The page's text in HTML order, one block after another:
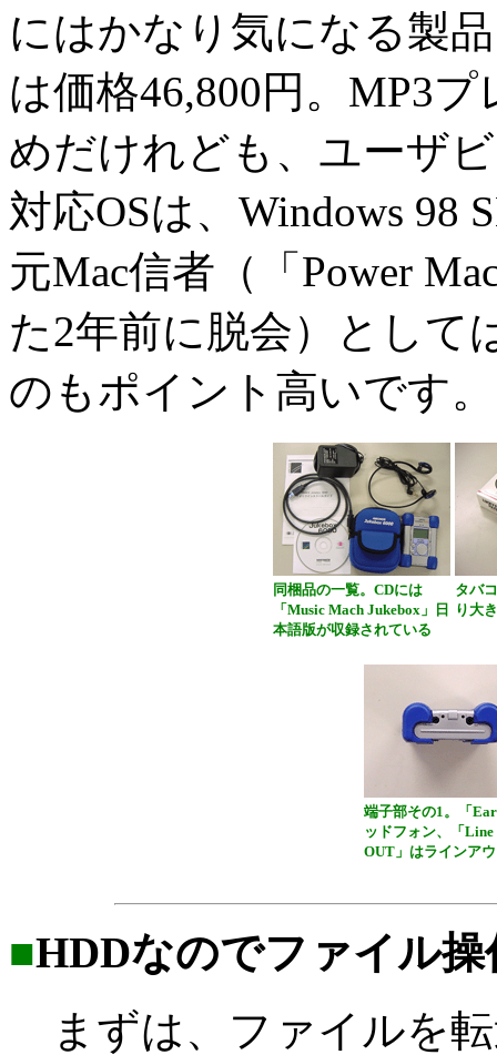
にはかなり気になる製
は価格46,800円。MP3
めだけれども、ユーザ
対応OSは、Windows 98
元Mac信者（「Power
た2年前に脱会）として
のもポイント高いです。
同梱品の一覧。CDには
「Music Mach Jukebox」日
本語版が収録されている
タバ
り大
端子部その1。「
ッドフォン、「Line
OUT」はラインア
■HDDなのでファイル
まずは、ファイルを